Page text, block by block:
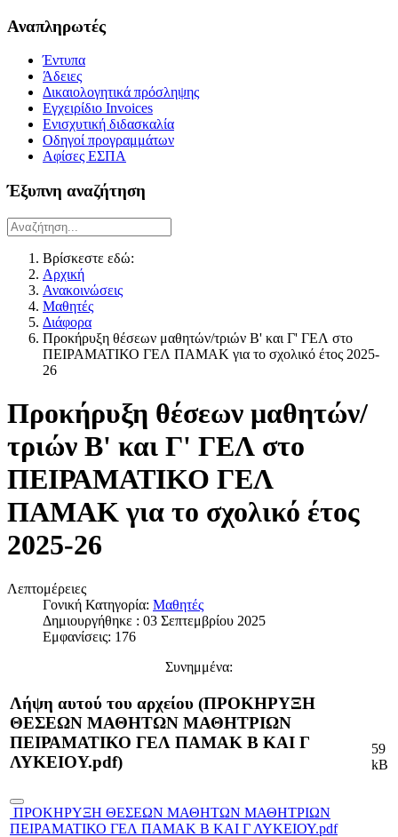
Αναπληρωτές
Έντυπα
Άδειες
Δικαιολογητικά πρόσληψης
Εγχειρίδιο Invoices
Ενισχυτική διδασκαλία
Οδηγοί προγραμμάτων
Αφίσες ΕΣΠΑ
Έξυπνη αναζήτηση
Βρίσκεστε εδώ:
Αρχική
Ανακοινώσεις
Μαθητές
Διάφορα
Προκήρυξη θέσεων μαθητών/τριών Β' και Γ' ΓΕΛ στο
ΠΕΙΡΑΜΑΤΙΚΟ ΓΕΛ ΠΑΜΑΚ για το σχολικό έτος 2025-
26
Προκήρυξη θέσεων μαθητών/
τριών Β' και Γ' ΓΕΛ στο
ΠΕΙΡΑΜΑΤΙΚΟ ΓΕΛ
ΠΑΜΑΚ για το σχολικό έτος
2025-26
Λεπτομέρειες
Γονική Κατηγορία: Μαθητές
Δημιουργήθηκε : 03 Σεπτεμβρίου 2025
Εμφανίσεις: 176
Συνημμένα:
Λήψη αυτού του αρχείου (ΠΡΟΚΗΡΥΞΗ
ΘΕΣΕΩΝ ΜΑΘΗΤΩΝ ΜΑΘΗΤΡΙΩΝ
ΠΕΙΡΑΜΑΤΙΚΟ ΓΕΛ ΠΑΜΑΚ Β ΚΑΙ Γ
ΛΥΚΕΙΟΥ.pdf)
ΠΡΟΚΗΡΥΞΗ ΘΕΣΕΩΝ ΜΑΘΗΤΩΝ ΜΑΘΗΤΡΙΩΝ
ΠΕΙΡΑΜΑΤΙΚΟ ΓΕΛ ΠΑΜΑΚ Β ΚΑΙ Γ ΛΥΚΕΙΟΥ.pdf
59
kB